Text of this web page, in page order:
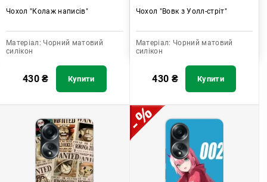
Чохол "Колаж написів"
Матеріал: Чорний матовий
силікон
430₴ Купити
Чохол "Вовк з Уолл-стріт"
Матеріал: Чорний матовий
силікон
430 ₴ Купити